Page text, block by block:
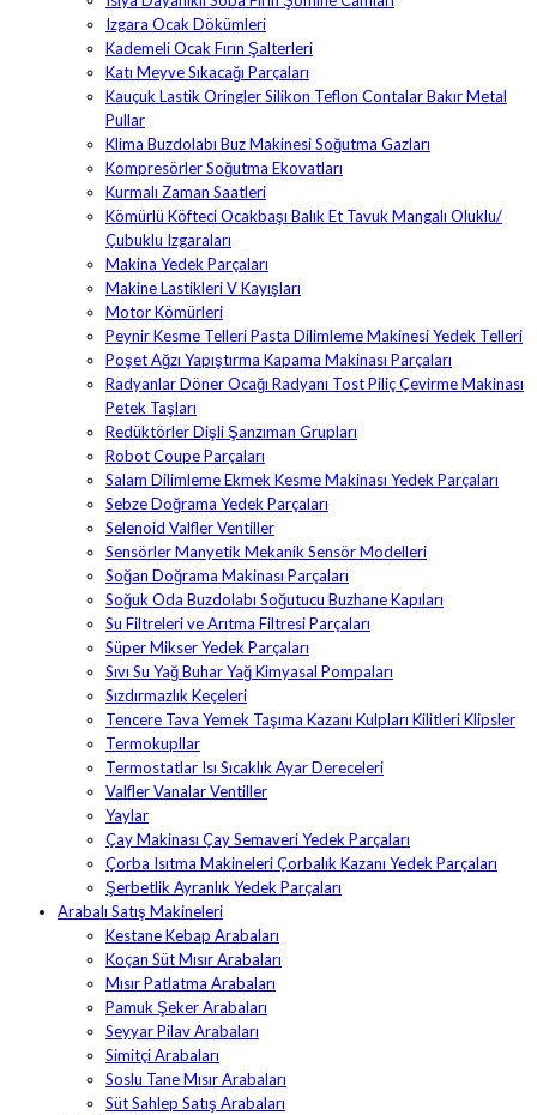
Izgara Ocak Dökümleri
Kademeli Ocak Fırın Şalterleri
Katı Meyve Sıkacağı Parçaları
Kauçuk Lastik Oringler Silikon Teflon Contalar Bakır Metal
Pullar
Klima Buzdolabı Buz Makinesi Soğutma Gazları
Kompresörler Soğutma Ekovatları
Kurmalı Zaman Saatleri
Kömürlü Köfteci Ocakbaşı Balık Et Tavuk Mangalı Oluklu/
Çubuklu Izgaraları
Makina Yedek Parçaları
Makine Lastikleri V Kayışları
Motor Kömürleri
Peynir Kesme Telleri Pasta Dilimleme Makinesi Yedek Telleri
Poşet Ağzı Yapıştırma Kapama Makinası Parçaları
Radyanlar Döner Ocağı Radyanı Tost Piliç Çevirme Makinası
Petek Taşları
Redüktörler Dişli Şanzıman Grupları
Robot Coupe Parçaları
Salam Dilimleme Ekmek Kesme Makinası Yedek Parçaları
Sebze Doğrama Yedek Parçaları
Selenoid Valfler Ventiller
Sensörler Manyetik Mekanik Sensör Modelleri
Soğan Doğrama Makinası Parçaları
Soğuk Oda Buzdolabı Soğutucu Buzhane Kapıları
Su Filtreleri ve Arıtma Filtresi Parçaları
Süper Mikser Yedek Parçaları
Sıvı Su Yağ Buhar Yağ Kimyasal Pompaları
Sızdırmazlık Keçeleri
Tencere Tava Yemek Taşıma Kazanı Kulpları Kilitleri Klipsler
Termokupllar
Termostatlar Isı Sıcaklık Ayar Dereceleri
Valfler Vanalar Ventiller
Yaylar
Çay Makinası Çay Semaveri Yedek Parçaları
Çorba Isıtma Makineleri Çorbalık Kazanı Yedek Parçaları
Şerbetlik Ayranlık Yedek Parçaları
Arabalı Satış Makineleri
Kestane Kebap Arabaları
Koçan Süt Mısır Arabaları
Mısır Patlatma Arabaları
Pamuk Şeker Arabaları
Seyyar Pilav Arabaları
Simitçi Arabaları
Soslu Tane Mısır Arabaları
Süt Sahlep Satış Arabaları